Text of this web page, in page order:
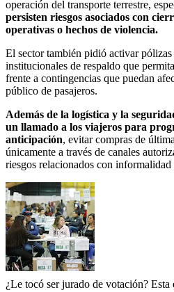
operación del transporte terrestre,
persisten riesgos asociados con
operativas o hechos de violencia.
El sector también pidió activar
institucionales de respaldo que
frente a contingencias que puedan
público de pasajeros.
Además de la logística y la
un llamado a los viajeros para
anticipación, evitar compras de
únicamente a través de canales
riesgos relacionados con informalidad
¿Le tocó ser jurado de votación?